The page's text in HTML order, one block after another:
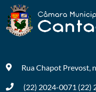
Rua Chapot Prevost,
(22) 2024-0071 (22)